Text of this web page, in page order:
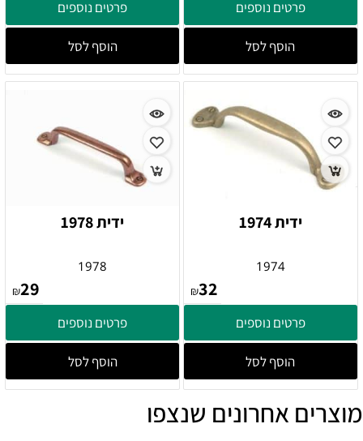
פרטים נוספים
הוסף לסל
פרטים נוספים
הוסף לסל
ידית 1974
1974
₪32
פרטים נוספים
הוסף לסל
ידית 1978
1978
₪29
פרטים נוספים
הוסף לסל
מוצרים אחרונים שנצפו